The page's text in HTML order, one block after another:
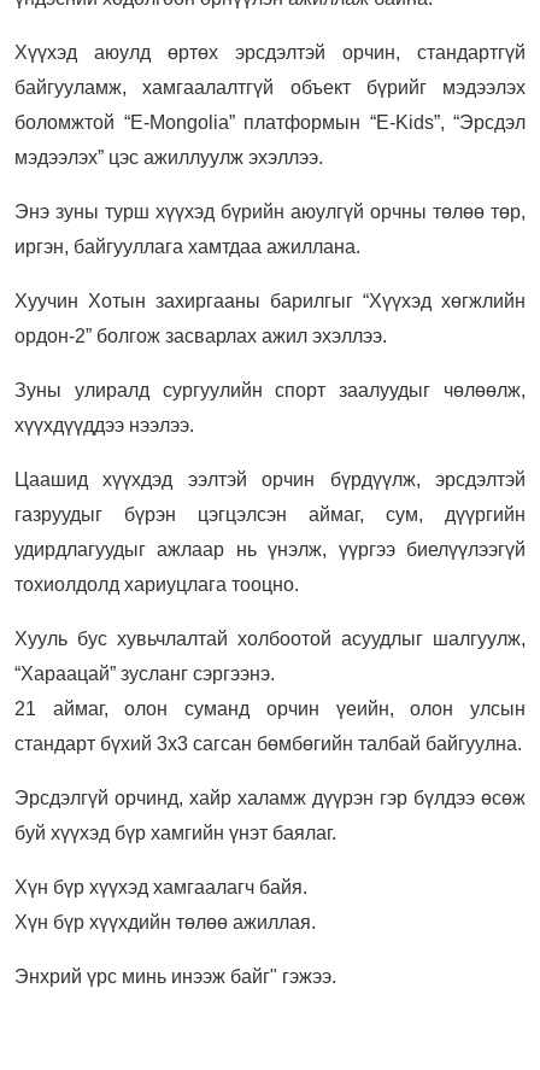
Хүүхэд аюулд өртөх эрсдэлтэй орчин, стандартгүй
байгууламж, хамгаалалтгүй объект бүрийг мэдээлэх
боломжтой “E-Mongolia” платформын “E-Kids”, “Эрсдэл
мэдээлэх” цэс ажиллуулж эхэллээ.
Энэ зуны турш хүүхэд бүрийн аюулгүй орчны төлөө төр,
иргэн, байгууллага хамтдаа ажиллана.
Хуучин Хотын захиргааны барилгыг “Хүүхэд хөгжлийн
ордон-2” болгож засварлах ажил эхэллээ.
Зуны улиралд сургуулийн спорт заалуудыг чөлөөлж,
хүүхдүүддээ нээлээ.
Цаашид хүүхдэд ээлтэй орчин бүрдүүлж, эрсдэлтэй
газруудыг бүрэн цэгцэлсэн аймаг, сум, дүүргийн
удирдлагуудыг ажлаар нь үнэлж, үүргээ биелүүлээгүй
тохиолдолд хариуцлага тооцно.
Хууль бус хувьчлалтай холбоотой асуудлыг шалгуулж,
“Хараацай” зусланг сэргээнэ.
21 аймаг, олон суманд орчин үеийн, олон улсын
стандарт бүхий 3х3 сагсан бөмбөгийн талбай байгуулна.
Эрсдэлгүй орчинд, хайр халамж дүүрэн гэр бүлдээ өсөж
буй хүүхэд бүр хамгийн үнэт баялаг.
Хүн бүр хүүхэд хамгаалагч байя.
Хүн бүр хүүхдийн төлөө ажиллая.
Энхрий үрс минь инээж байг" гэжээ.